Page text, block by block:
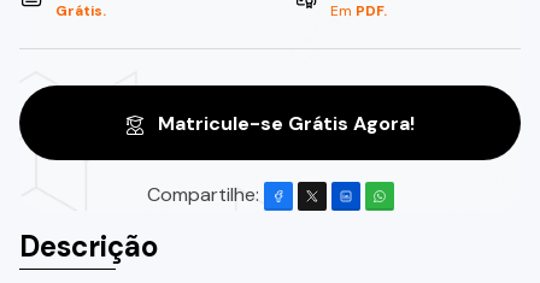
Grátis. Em PDF.
Matricule-se Grátis Agora!
Compartilhe:
Descrição